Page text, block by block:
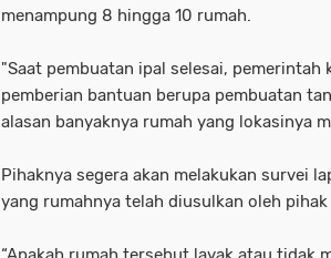
menampung 8 hingga 10 rumah.
"Saat pembuatan ipal selesai, pemerintah
pemberian bantuan berupa pembuatan
alasan banyaknya rumah yang lokasinya
Pihaknya segera akan melakukan survei
yang rumahnya telah diusulkan oleh pihak